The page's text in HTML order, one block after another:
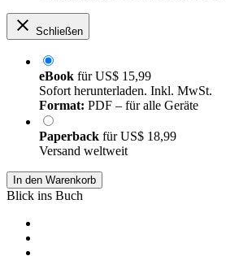
Schließen
eBook fürUS$ 15,99
Sofort herunterladen. Inkl. MwSt.
Format: PDF – für alle Geräte
Paperback fürUS$ 18,99
Versand weltweit
In den Warenkorb
Blick ins Buch